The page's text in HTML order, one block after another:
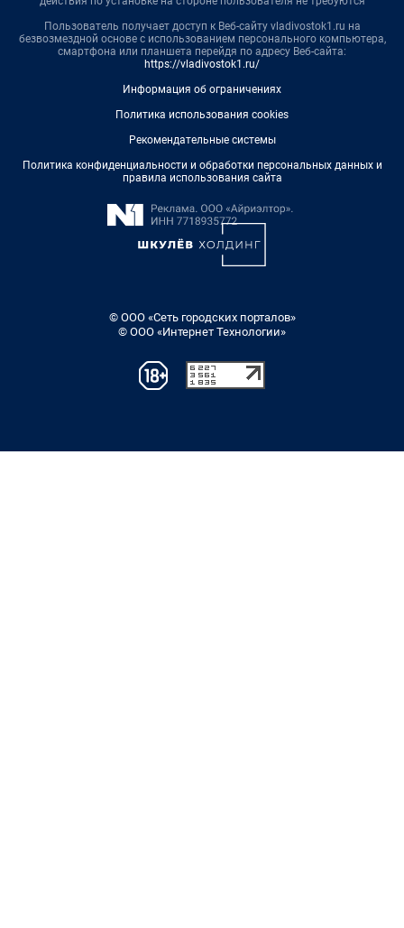
Пользователь получает доступ к Веб-сайту vladivostok1.ru на
безвозмездной основе с использованием персонального компьютера,
смартфона или планшета перейдя по адресу Веб-сайта:
https://vladivostok1.ru/
Информация об ограничениях
Политика использования cookies
Рекомендательные системы
Политика конфиденциальности и обработки персональных данных и
правила использования сайта
© ООО «Сеть городских порталов»
© ООО «Интернет Технологии»